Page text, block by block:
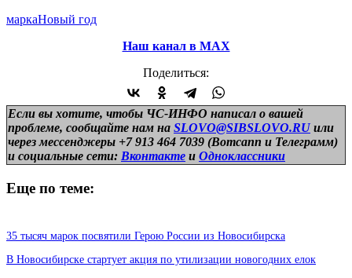
маркаНовый год
Наш канал в МАХ
Поделиться:
Если вы хотите, чтобы ЧС-ИНФО написал о вашей
проблеме, сообщайте нам на SLOVO@SIBSLOVO.RU или
через мессенджеры +7 913 464 7039 (Вотсапп и Телеграмм)
и социальные сети: Вконтакте и Одноклассники
Еще по теме:
35 тысяч марок посвятили Герою России из Новосибирска
В Новосибирске стартует акция по утилизации новогодних елок